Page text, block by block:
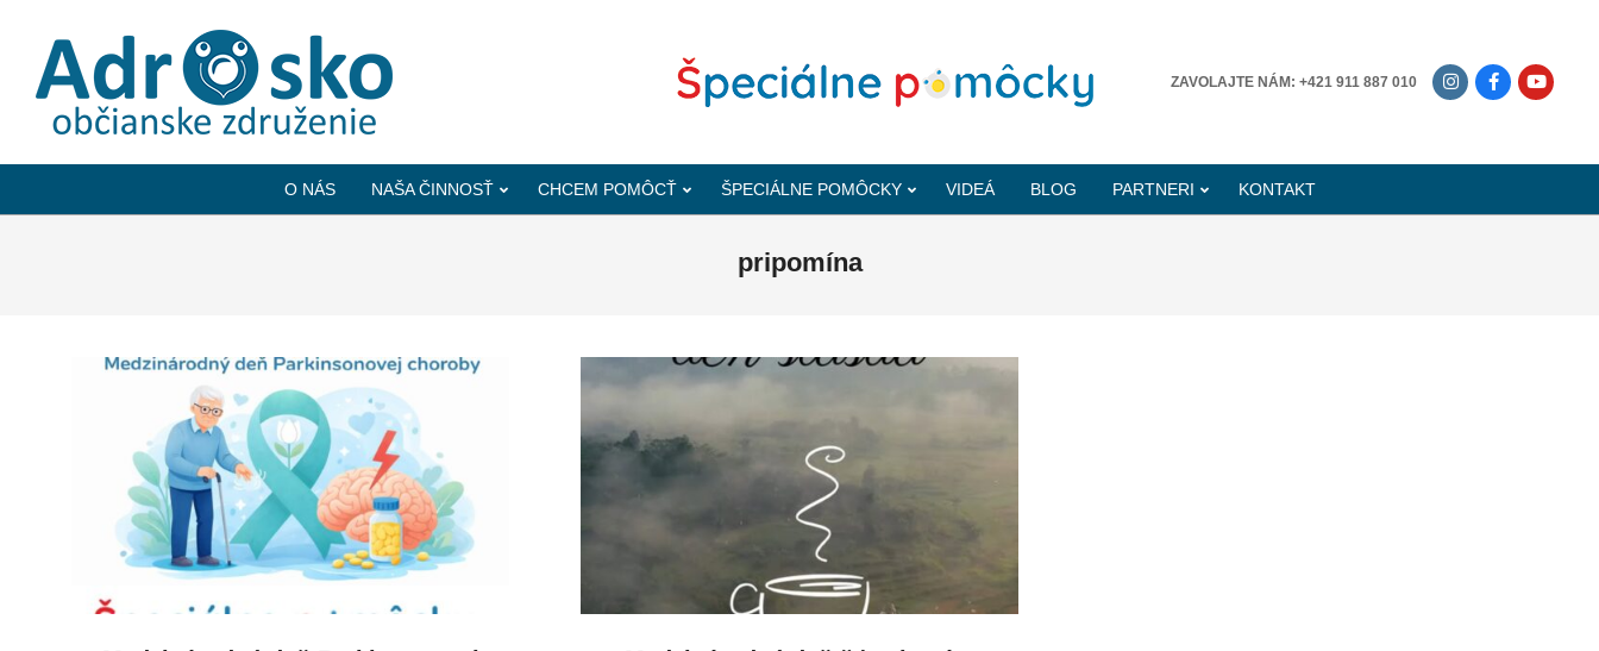
OBČIANSKE
ZAVOLAJTE NÁM: +421 911 887 010
O NÁS NAŠA ČINNOSŤ CHCEM POMÔCŤ ŠPECIÁLNE POMÔCKY VIDEÁ BLOG PARTNERI KONTAKT
pripomína